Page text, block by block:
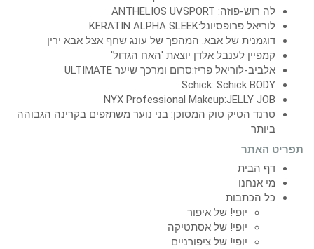
לה רוש-פוזה: ANTHELIOS UVSPORT
לוריאל פרופסיונל:KERATIN ALPHA SLEEK
דוגמנית של אבא: המהפך של עונג שחף אצל אבא ירין
קמפיין לענבל אלדן יוצאת 'האח הגדול'
אלביב-לוריאל פריז:סרום ומרכך שיער ULTIMATE
Schick: Schick BODY
NYX Professional Makeup:JELLY JOB
טרנד הטיק טוק המסוכן: בני נוער משתזפים בקרינה הגבוהה
ביותר
תפריט האתר
דף הבית
מי אנחנו
כל הכתבות
יופי! של איפור
יופי! של אסתטיקה
יופי! של ציפורניים